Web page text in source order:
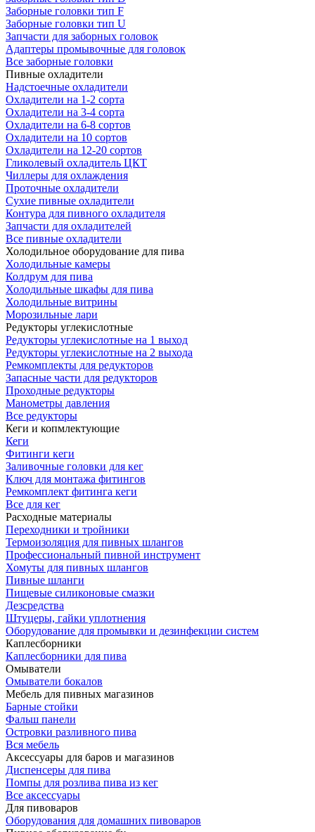
Заборные головки тип F
Заборные головки тип U
Запчасти для заборных головок
Адаптеры промывочные для головок
Все заборные головки
Пивные охладители
Надстоечные охладители
Охладители на 1-2 сорта
Охладители на 3-4 сорта
Охладители на 6-8 сортов
Охладители на 10 сортов
Охладители на 12-20 сортов
Гликолевый охладитель ЦКТ
Чиллеры для охлаждения
Проточные охладители
Сухие пивные охладители
Контура для пивного охладителя
Запчасти для охладителей
Все пивные охладители
Холодильное оборудование для пива
Холодильные камеры
Колдрум для пива
Холодильные шкафы для пива
Холодильные витрины
Морозильные лари
Редукторы углекислотные
Редукторы углекислотные на 1 выход
Редукторы углекислотные на 2 выхода
Ремкомплекты для редукторов
Запасные части для редукторов
Проходные редукторы
Манометры давления
Все редукторы
Кеги и копмлектующие
Кеги
Фитинги кеги
Заливочные головки для кег
Ключ для монтажа фитингов
Ремкомплект фитинга кеги
Все для кег
Расходные материалы
Переходники и тройники
Термоизоляция для пивных шлангов
Профессиональный пивной инструмент
Хомуты для пивных шлангов
Пивные шланги
Пищевые силиконовые смазки
Дезсредства
Штуцеры, гайки уплотнения
Оборудование для промывки и дезинфекции систем
Каплесборники
Каплесборники для пива
Омыватели
Омыватели бокалов
Мебель для пивных магазинов
Барные стойки
Фальш панели
Островки разливного пива
Вся мебель
Аксессуары для баров и магазинов
Диспенсеры для пива
Помпы для розлива пива из кег
Все аксессуары
Для пивоваров
Оборудования для домашних пивоваров